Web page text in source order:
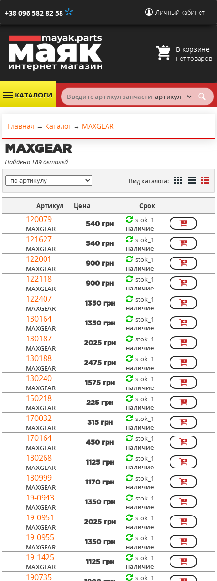
+38 096 582 82 58 Личный кабинет
В корзине
нет товаров
КАТАЛОГИ
Главная → Каталог → MAXGEAR
MAXGEAR
Найдено 189 деталей
Вид каталога:
Артикул Цена Срок
120079
MAXGEAR
540 грн
stok_1
наличие
121627
MAXGEAR
540 грн
stok_1
наличие
122001
MAXGEAR
900 грн
stok_1
наличие
122118
MAXGEAR
900 грн
stok_1
наличие
122407
MAXGEAR
1350 грн
stok_1
наличие
130164
MAXGEAR
1350 грн
stok_1
наличие
130187
MAXGEAR
2025 грн
stok_1
наличие
130188
MAXGEAR
2475 грн
stok_1
наличие
130240
MAXGEAR
1575 грн
stok_1
наличие
150218
MAXGEAR
225 грн
stok_1
наличие
170032
MAXGEAR
315 грн
stok_1
наличие
170164
MAXGEAR
450 грн
stok_1
наличие
180268
MAXGEAR
1125 грн
stok_1
наличие
180999
MAXGEAR
1170 грн
stok_1
наличие
19-0943
MAXGEAR
1350 грн
stok_1
наличие
19-0951
MAXGEAR
2025 грн
stok_1
наличие
19-0955
MAXGEAR
1350 грн
stok_1
наличие
19-1425
MAXGEAR
1125 грн
stok_1
наличие
190735
stok_1